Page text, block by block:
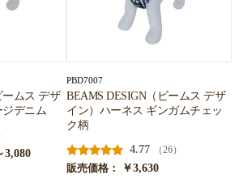
ームス デザ
デニム
3,080
PBD7007
BEAMS DESIGN（ビームス デザ
イン）ハーネス ギンガムチェッ
ク柄
4.77
（26）
販売価格：
￥3,630